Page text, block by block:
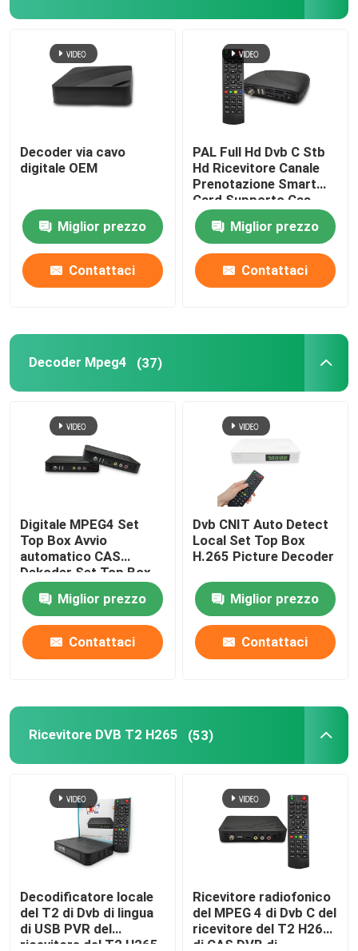
Decoder via cavo
digitale OEM
Miglior prezzo
Contattaci
PAL Full Hd Dvb C Stb
Hd Ricevitore Canale
Prenotazione Smart
Card Supporto Cas
Miglior prezzo
Contattaci
Decoder Mpeg4 (37)
Digitale MPEG4 Set
Top Box Avvio
automatico CAS
Dekoder Set Top Box
Miglior prezzo
Contattaci
Dvb CNIT Auto Detect
Local Set Top Box
H.265 Picture Decoder
Miglior prezzo
Contattaci
Ricevitore DVB T2 H265 (53)
Decodificatore locale
del T2 di Dvb di lingua
di USB PVR del
ricevitore del T2 H265
Ricevitore radiofonico
del MPEG 4 di Dvb C del
ricevitore del T2 H265
di CAS DVB di